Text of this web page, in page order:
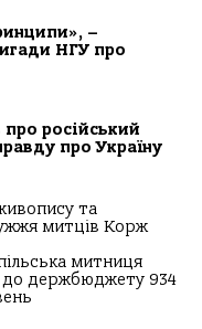
–
НГУ про
російський
про Україну
та
митців Корж
митниця
до держбюджету 934